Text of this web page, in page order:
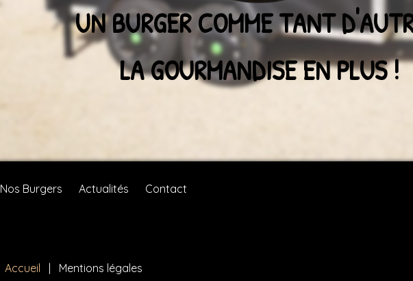
UN BURGER COMME TANT
LA GOURMANDISE EN PLUS !
Nos Burgers Actualités Contact
Accueil Mentions légales